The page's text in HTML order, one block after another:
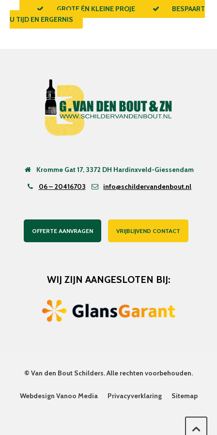
GROTE ÉN KLEINE PROJECTEN
BESPAART
U TIJD EN ERGERNIS
Kromme Gat 17, 3372 DH Hardinxveld-Giessendam
06 – 20416703
info@schildervandenbout.nl
OFFERTE AANVRAGEN VRIJBLIJVEND CONTACT
WIJ ZIJN AANGESLOTEN BIJ:
© Van den Bout Schilders. Alle rechten voorbehouden.
Webdesign Vanoo Media Privacyverklaring Sitemap